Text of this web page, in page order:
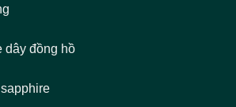
dây đồng hồ